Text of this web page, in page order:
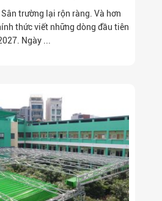
trường lại rộn ràng. Và hơn
thức viết những dòng đầu tiên
Ngày ...